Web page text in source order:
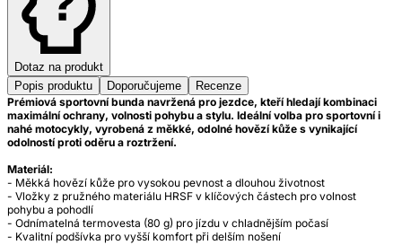
Dotaz na produkt
Popis produktu
Doporučujeme
Recenze
Prémiová sportovní bunda navržená pro jezdce, kteří hledají kombinaci
maximální ochrany, volnosti pohybu a stylu. Ideální volba pro sportovní i
nahé motocykly, vyrobená z měkké, odolné hovězí kůže s vynikající
odolností proti oděru a roztržení.
Materiál:
- Měkká hovězí kůže pro vysokou pevnost a dlouhou životnost
- Vložky z pružného materiálu HRSF v klíčových částech pro volnost
pohybu a pohodlí
- Odnímatelná termovesta (80 g) pro jízdu v chladnějším počasí
- Kvalitní podšívka pro vyšší komfort při delším nošení